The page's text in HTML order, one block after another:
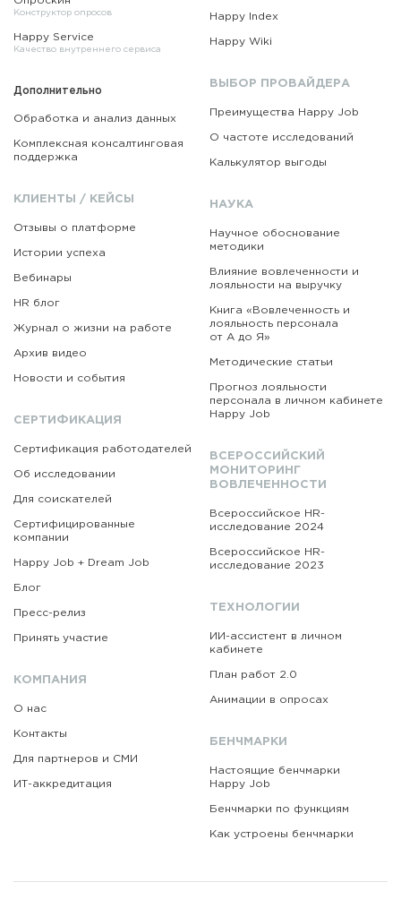
Конструктор опросов
Happy Service
Качество внутреннего сервиса
Дополнительно
Обработка и анализ данных
Комплексная консалтинговая
поддержка
КЛИЕНТЫ / КЕЙСЫ
Отзывы о платформе
Истории успеха
Вебинары
HR блог
Журнал о жизни на работе
Архив видео
Новости и события
СЕРТИФИКАЦИЯ
Сертификация работодателей
Об исследовании
Для соискателей
Сертифицированные
компании
Happy Job + Dream Job
Блог
Пресс-релиз
Принять участие
КОМПАНИЯ
О нас
Контакты
Для партнеров и СМИ
ИТ-аккредитация
Happy Index
Happy Wiki
ВЫБОР ПРОВАЙДЕРА
Преимущества Happy Job
О частоте исследований
Калькулятор выгоды
НАУКА
Научное обоснование
методики
Влияние вовлеченности и
лояльности на выручку
Книга «Вовлеченность и
лояльность персонала
от А до Я»
Методические статьи
Прогноз лояльности
персонала в личном кабинете
Happy Job
ВСЕРОССИЙСКИЙ
МОНИТОРИНГ
ВОВЛЕЧЕННОСТИ
Всероссийское HR-
исследование 2024
Всероссийское HR-
исследование 2023
ТЕХНОЛОГИИ
ИИ-ассистент в личном
кабинете
План работ 2.0
Анимации в опросах
БЕНЧМАРКИ
Настоящие бенчмарки
Happy Job
Бенчмарки по функциям
Как устроены бенчмарки